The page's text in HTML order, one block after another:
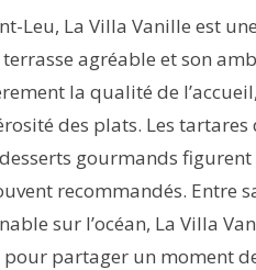
Leu, La Villa Vanille est
agréable et son
la qualité de
des plats. Les tartares
gourmands
recommandés. Entre
sur l’océan, La Villa
partager un moment